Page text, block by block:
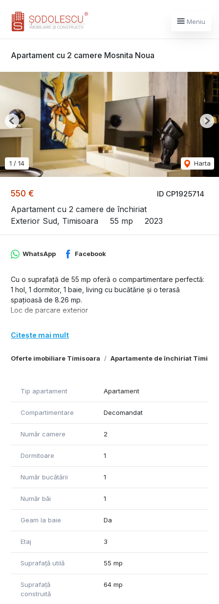
Meniu
Apartament cu 2 camere Mosnita Noua
ID CP1925714
550 €
Apartament cu 2 camere de închiriat
Exterior Sud, Timisoara
55 mp 2023
1 / 14 Harta
Previous
Oferte imobiliare Timisoara Apartamente de închiriat
WhatsApp Facebook
Cu o suprafaţă de 55 mp oferă o compartimentare perfectă:
1 hol, 1 dormitor, 1 baie, living cu bucătărie şi o terasă
spaţioasă de 8.26 mp.
Loc de parcare exterior
Citește mai mult
Tip apartament Apartament
Compartimentare Decomandat
Număr camere 2
Dormitoare 1
Număr bucătării 1
Număr băi 1
Geam la baie Da
Etaj 3
Suprafață utilă 55 mp
Suprafață
construită
64 mp